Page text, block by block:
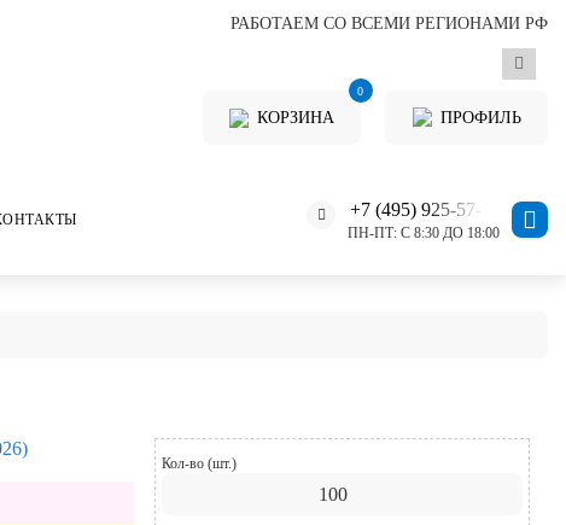
РАБОТАЕМ СО ВСЕМИ РЕГИОНАМИ РФ
КОРЗИНА
0
ПРОФИЛЬ
+7 (495) 925-57-11
ПН-ПТ: С 8:30 ДО 18:00
Кол-во (шт.)